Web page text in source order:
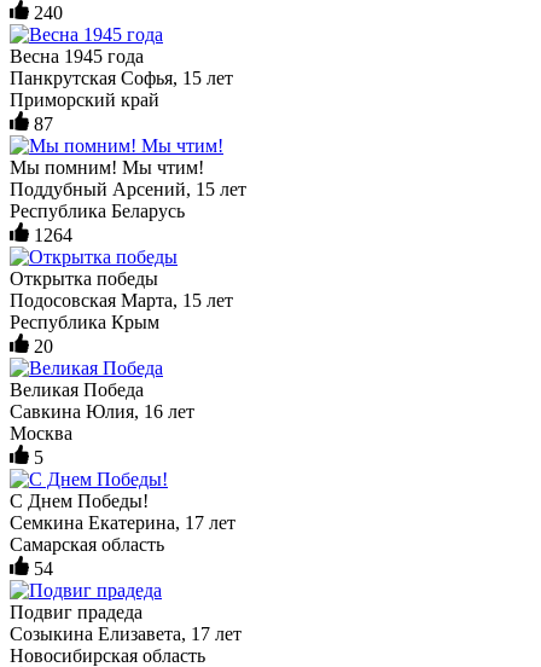
240
Весна 1945 года
Панкрутская Софья, 15 лет
Приморский край
87
Мы помним! Мы чтим!
Поддубный Арсений, 15 лет
Республика Беларусь
1264
Открытка победы
Подосовская Марта, 15 лет
Республика Крым
20
Великая Победа
Савкина Юлия, 16 лет
Москва
5
С Днем Победы!
Семкина Екатерина, 17 лет
Самарская область
54
Подвиг прадеда
Созыкина Елизавета, 17 лет
Новосибирская область